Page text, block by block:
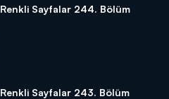
Renkli Sayfalar 244. Bölüm
Renkli Sayfalar 243. Bölüm